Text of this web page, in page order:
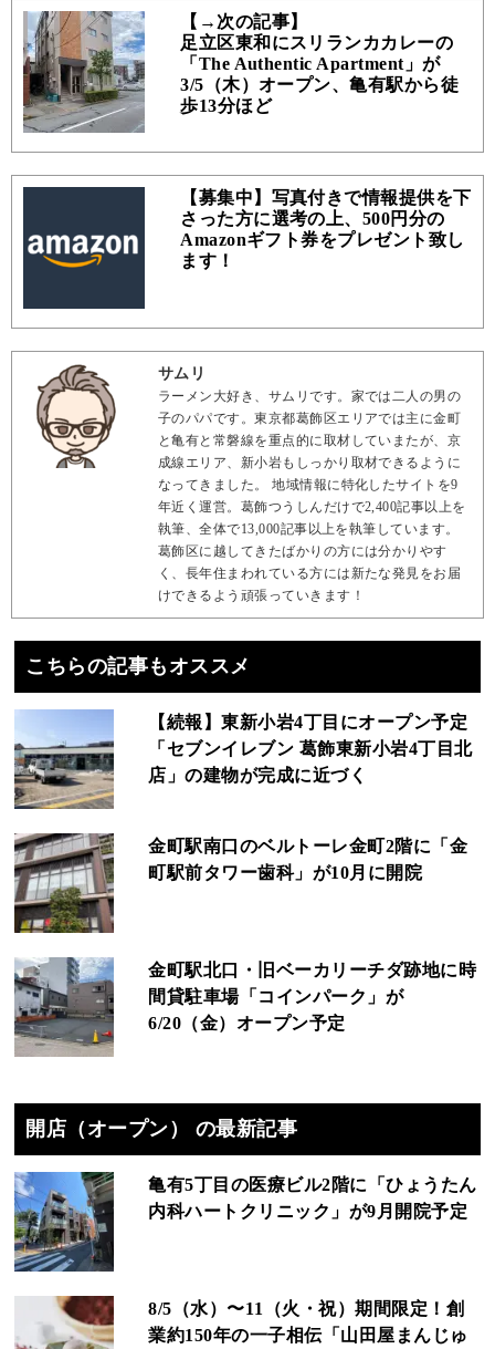
【→次の記事】
足立区東和にスリランカカレーの
「The Authentic Apartment」が
3/5（木）オープン、亀有駅から徒
歩13分ほど
【募集中】写真付きで情報提供を下
さった方に選考の上、500円分の
Amazonギフト券をプレゼント致し
ます！
サムリ
ラーメン大好き、サムリです。家では二人の男の
子のパパです。東京都葛飾区エリアでは主に金町
と亀有と常磐線を重点的に取材していまたが、京
成線エリア、新小岩もしっかり取材できるように
なってきました。 地域情報に特化したサイトを9
年近く運営。葛飾つうしんだけで2,400記事以上を
執筆、全体で13,000記事以上を執筆しています。
葛飾区に越してきたばかりの方には分かりやす
く、長年住まわれている方には新たな発見をお届
けできるよう頑張っていきます！
こちらの記事もオススメ
【続報】東新小岩4丁目にオープン予定
「セブンイレブン 葛飾東新小岩4丁目北
店」の建物が完成に近づく
金町駅南口のベルトーレ金町2階に「金
町駅前タワー歯科」が10月に開院
金町駅北口・旧ベーカリーチダ跡地に時
間貸駐車場「コインパーク」が
6/20（金）オープン予定
開店（オープン） の最新記事
亀有5丁目の医療ビル2階に「ひょうたん
内科ハートクリニック」が9月開院予定
8/5（水）〜11（火・祝）期間限定！創
業約150年の一子相伝「山田屋まんじゅ